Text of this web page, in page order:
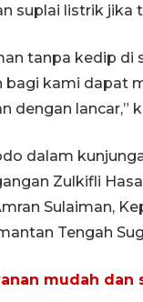
suplai listrik jika
tanpa kedip
kami dapat
dengan lancar,”
dalam
Zulkifli
Sulaiman,
Tengah
mudah